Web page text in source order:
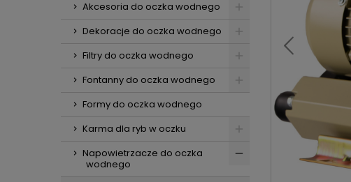
Akcesoria do oczka wodnego
Dekoracje do oczka wodnego
Filtry do oczka wodnego
Fontanny do oczka wodnego
Formy do oczka wodnego
Karma dla ryb w oczku
Napowietrzacze do oczka
wodnego